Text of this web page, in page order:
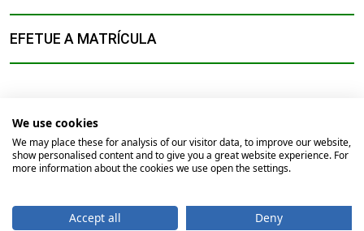
EFETUE A MATRÍCULA
© 2026Universidade Católica Portuguesa
Contactos Comunicação Direitos do Titular
We use cookies
We may place these for analysis of our visitor data, to improve our website,
show personalised content and to give you a great website experience. For
more information about the cookies we use open the settings.
Accept all Deny